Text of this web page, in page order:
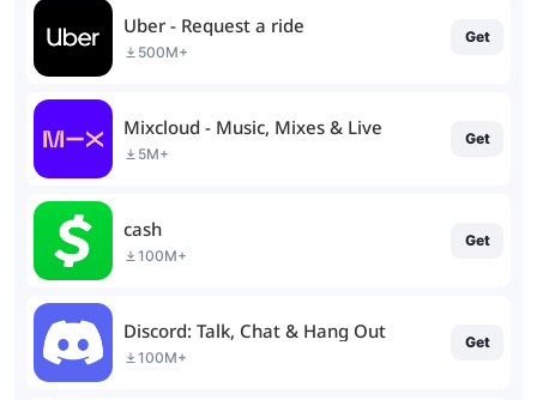
Uber - Request a ride
500M+
Get
Mixcloud - Music, Mixes & Live
5M+
Get
cash
100M+
Get
Discord: Talk, Chat & Hang Out
100M+
Get